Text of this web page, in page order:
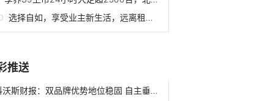
选择自如，享受业主新生活，远离租房琐事
推送
科沃斯财报：双品牌优势地位稳固 自主垂直一体化经营开始发力